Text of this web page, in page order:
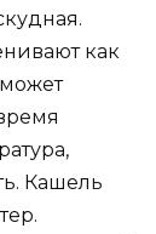
как
Кашель